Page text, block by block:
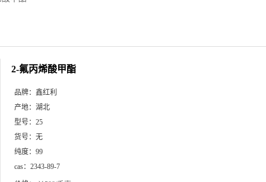
2-氟丙烯酸甲酯
品牌： 鑫红利
产地： 湖北
型号： 25
货号： 无
纯度： 99
cas： 2343-89-7